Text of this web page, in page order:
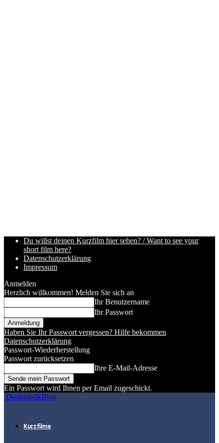
Du willst deinen Kurzfilm hier sehen? / Want to see your
short film here?
Datenschutzerklärung
Impressum
Anmelden
Herzlich willkommen! Melden Sie sich an
Ihr Benutzername
Ihr Passwort
Haben Sie Ihr Passwort vergessen? Hilfe bekommen
Datenschutzerklärung
Passwort-Wiederherstellung
Passwort zurücksetzen
Ihre E-Mail-Adresse
Ein Passwort wird Ihnen per Email zugeschickt.
DenkfabrikBlog
Kurzfilme